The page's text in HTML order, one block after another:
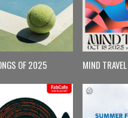
OF 2025 MIND TRAVEL